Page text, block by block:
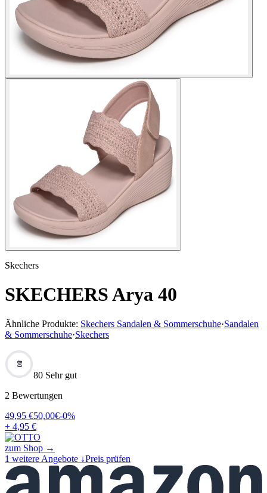
Skechers
SKECHERS Arya 40
Ähnliche Produkte: Skechers Sandalen & Sommerschuhe·Sandalen
& Sommerschuhe·Skechers
80
80 Sehr gut
2 Bewertungen
49,95 €50,00€-0%
+ 4,95 €
zum Shop →
1 weitere Angebote ↓Preis prüfen